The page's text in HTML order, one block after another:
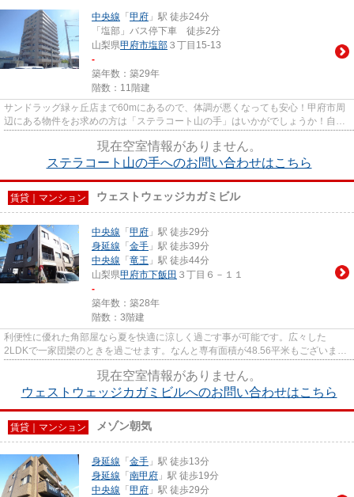
中央線 「 甲府 」駅 徒歩24分
「塩部」バス停下車 徒歩2分
山梨県甲府市塩部 ３丁目15-13
-
築年数：築29年
階数：11階建
サンドラッグ緑ヶ丘店まで60mにあるので、体調が悪くなっても安心！甲府市周
辺にある物件をお求めの方は「ステラコート山の手」はいかがでしょうか！自走
現在空室情報がありません。
ステラコート山の手へのお問い合わせはこちら
賃貸｜マンション ウェストウェッジカガミビル
中央線 「 甲府 」駅 徒歩29分
身延線 「 金手 」駅 徒歩39分
中央線 「 竜王 」駅 徒歩44分
山梨県甲府市下飯田 ３丁目６－１１
-
築年数：築28年
階数：3階建
利便性に優れた角部屋なら夏を快適に涼しく過ごす事が可能です。広々した
2LDKで一家団欒のときを過ごせます。なんと専有面積が48.56平米もございま
現在空室情報がありません。
ウェストウェッジカガミビルへのお問い合わせはこちら
賃貸｜マンション メゾン朝気
身延線 「 金手 」駅 徒歩13分
身延線 「 南甲府 」駅 徒歩19分
中央線 「 甲府 」駅 徒歩29分